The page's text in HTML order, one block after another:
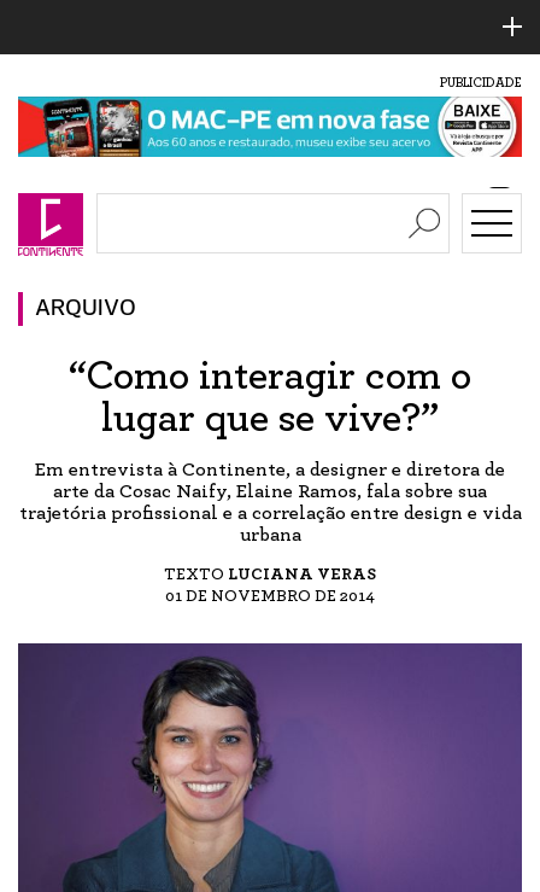
PUBLICIDADE
ARQUIVO
“Como interagir com o
lugar que se vive?”
Em entrevista à Continente, a designer e diretora de
arte da Cosac Naify, Elaine Ramos, fala sobre sua
trajetória profissional e a correlação entre design e vida
urbana
TEXTO LUCIANA VERAS
01 DE NOVEMBRO DE 2014